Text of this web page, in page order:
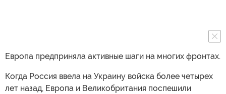
Европа предприняла активные шаги на многих фронтах.
Когда Россия ввела на Украину войска более четырех
лет назад, Европа и Великобритания поспешили